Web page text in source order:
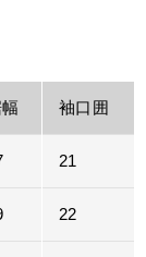
袖口囲
21
22